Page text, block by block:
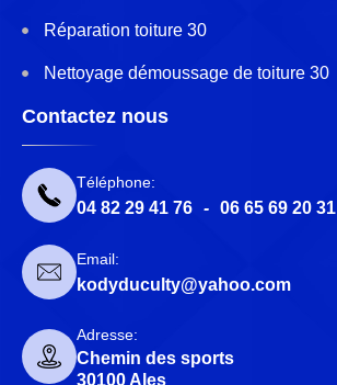
Réparation toiture 30
Nettoyage démoussage de toiture 30
Contactez nous
Téléphone:
04 82 29 41 76 - 06 65 69 20 31
Email:
kodyduculty@yahoo.com
Adresse:
Chemin des sports
30100 Ales